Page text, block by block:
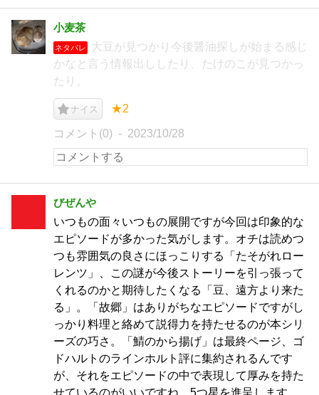
小麦茶
ネタバレ
大豆が見つかり今後醤油探しが始まる感じ
かなと言う情報出ししたり、たけのこが見つかっ
たり。
ナイス ★2
コメント(0) 2023/10/28
びぜんや
いつもの面々いつもの展開ですが今回は印象的な
エピソードが多かった気がします。オチは読めつ
つも雰囲気の良さにほっこりする「たそがれロー
レンツ」、この謎が今後ストーリーを引っ張って
くれるのかと期待したくなる「豆、遠方より来た
る」。「故郷」はありがちなエピソードですがし
っかり料理と絡めて説得力を持たせるのが本シリ
ーズの巧さ。「鯖のから揚げ」は最終ページ、ゴ
ドハルトのラインホルト評に集約されるんです
が、それをエピソードの中で表現して厚みを持た
せているのがいいですね。5つ星を進呈します。